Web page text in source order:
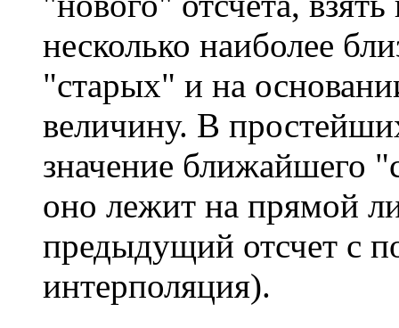
несколько наиболее
"старых" и на
величину. В
значение ближайшего
оно лежит на прямой
предыдущий отсчет с
интерполяция).